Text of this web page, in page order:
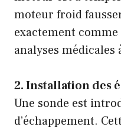
moteur froid
exactement
analyses médicales
2. Installation des
Une sonde est
d’échappement.